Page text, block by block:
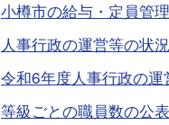
小樽市の給与・定員管
人事行政の運営等の状況
令和6年度人事行政の
等級ごとの職員数の公